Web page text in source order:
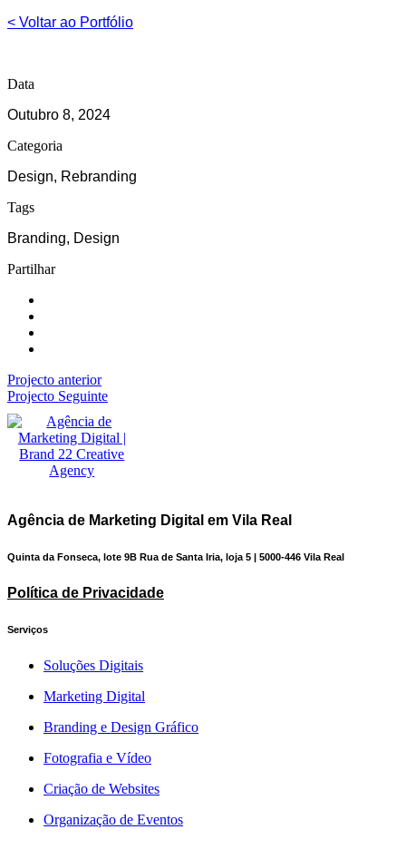
< Voltar ao Portfólio
Data
Outubro 8, 2024
Categoria
Design, Rebranding
Tags
Branding, Design
Partilhar
Projecto anterior
Projecto Seguinte
Agência de Marketing Digital em Vila Real
Quinta da Fonseca, lote 9B Rua de Santa Iria, loja 5 | 5000-446 Vila Real
Política de Privacidade
Serviços
Soluções Digitais
Marketing Digital
Branding e Design Gráfico
Fotografia e Vídeo
Criação de Websites
Organização de Eventos